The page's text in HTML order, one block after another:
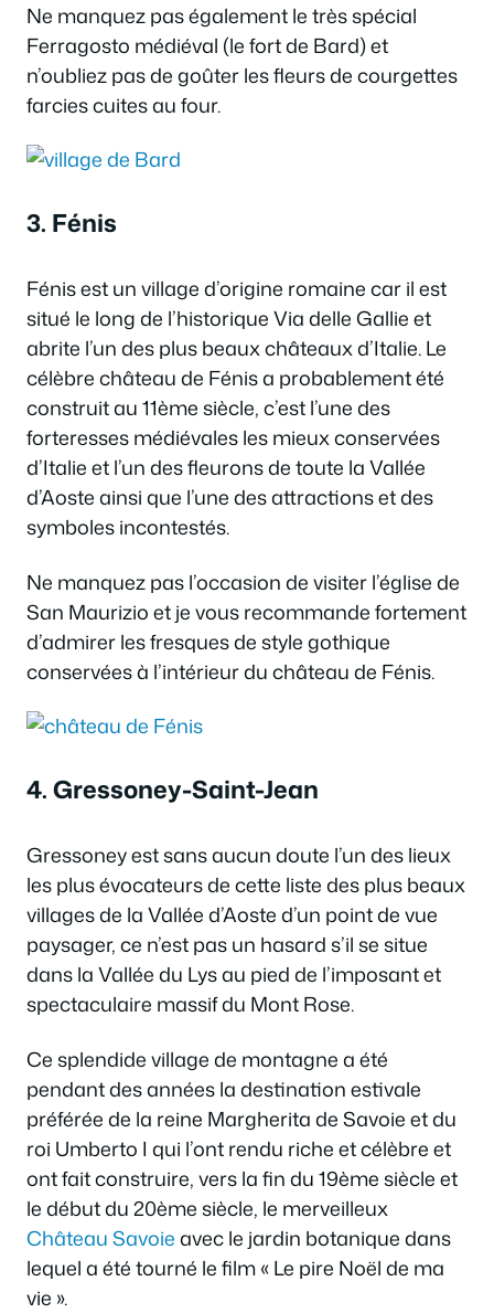
Ne manquez pas également le très spécial
Ferragosto médiéval (le fort de Bard) et
n’oubliez pas de goûter les fleurs de courgettes
farcies cuites au four.
3. Fénis
Fénis est un village d’origine romaine car il est
situé le long de l’historique Via delle Gallie et
abrite l’un des plus beaux châteaux d’Italie. Le
célèbre château de Fénis a probablement été
construit au 11ème siècle, c’est l’une des
forteresses médiévales les mieux conservées
d’Italie et l’un des fleurons de toute la Vallée
d’Aoste ainsi que l’une des attractions et des
symboles incontestés.
Ne manquez pas l’occasion de visiter l’église de
San Maurizio et je vous recommande fortement
d’admirer les fresques de style gothique
conservées à l’intérieur du château de Fénis.
4. Gressoney-Saint-Jean
Gressoney est sans aucun doute l’un des lieux
les plus évocateurs de cette liste des plus beaux
villages de la Vallée d’Aoste d’un point de vue
paysager, ce n’est pas un hasard s’il se situe
dans la Vallée du Lys au pied de l’imposant et
spectaculaire massif du Mont Rose.
Ce splendide village de montagne a été
pendant des années la destination estivale
préférée de la reine Margherita de Savoie et du
roi Umberto I qui l’ont rendu riche et célèbre et
ont fait construire, vers la fin du 19ème siècle et
le début du 20ème siècle, le merveilleux
Château Savoieavec le jardin botanique dans
lequel a été tourné le film « Le pire Noël de ma
vie ».